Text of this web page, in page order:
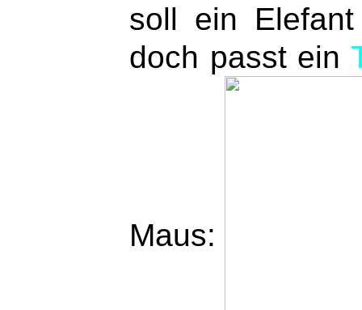
soll ein
doch passt ein
Maus: